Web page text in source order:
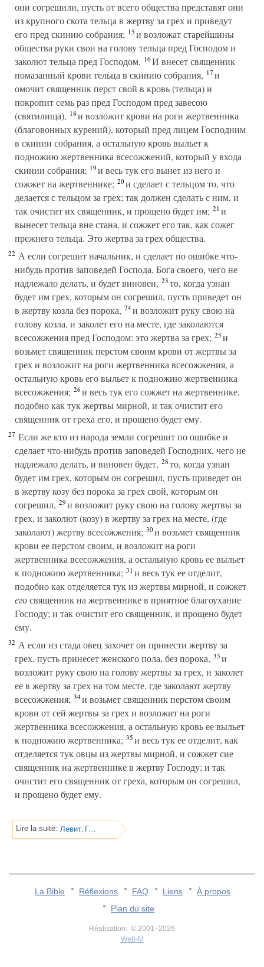
они согрешили, пусть от всего общества представят они
из крупного скота тельца в жертву за грех и приведут
его пред скинию собрания; 15и возложат старейшины
общества руки свои на голову тельца пред Господом и
заколют тельца пред Господом. 16И внесет священник
помазанный крови тельца в скинию собрания, 17и
омочит священник перст свой в кровь (тельца) и
покропит семь раз пред Господом пред завесою
(святилища), 18и возложит крови на роги жертвенника
(благовонных курений), который пред лицем Господним
в скинии собрания, а остальную кровь выльет к
подножию жертвенника всесожжений, который у входа
скинии собрания; 19и весь тук его вынет из него и
сожжет на жертвеннике; 20и сделает с тельцом то, что
делается с тельцом за грех; так должен сделать с ним, и
так очистит их священник, и прощено будет им; 21и
вынесет тельца вне стана, и сожжет его так, как сожег
прежнего тельца. Это жертва за грех общества.
22 А если согрешит начальник, и сделает по ошибке что-
нибудь против заповедей Господа, Бога своего, чего не
надлежало делать, и будет виновен, 23то, когда узнан
будет им грех, которым он согрешил, пусть приведет он
в жертву козла без порока, 24и возложит руку свою на
голову козла, и заколет его на месте, где заколаются
всесожжения пред Господом: это жертва за грех; 25и
возьмет священник перстом своим крови от жертвы за
грех и возложит на роги жертвенника всесожжения, а
остальную кровь его выльет к подножию жертвенника
всесожжения; 26и весь тук его сожжет на жертвеннике,
подобно как тук жертвы мирной, и так очистит его
священник от греха его, и прощено будет ему.
27 Если же кто из народа земли согрешит по ошибке и
сделает что-нибудь против заповедей Господних, чего не
надлежало делать, и виновен будет, 28то, когда узнан
будет им грех, которым он согрешил, пусть приведет он
в жертву козу без порока за грех свой, которым он
согрешил, 29и возложит руку свою на голову жертвы за
грех, и заколют (козу) в жертву за грех на месте, (где
заколают) жертву всесожжения; 30и возьмет священник
крови ее перстом своим, и возложит на роги
жертвенника всесожжения, а остальную кровь ее выльет
к подножию жертвенника; 31и весь тук ее отделит,
подобно как отделяется тук из жертвы мирной, и сожжет
егосвященник на жертвеннике в приятное благоухание
Господу; и так очистит его священник, и прощено будет
ему.
32 А если из стада овец захочет он принести жертву за
грех, пусть принесет женского пола, без порока, 33и
возложит руку свою на голову жертвы за грех, и заколет
ее в жертву за грех на том месте, где заколают жертву
всесожжения; 34и возьмет священник перстом своим
крови от сей жертвы за грех и возложит на роги
жертвенника всесожжения, а остальную кровь ее выльет
к подножию жертвенника; 35и весь тук ее отделит, как
отделяется тук овцы из жертвы мирной, и сожжет сие
священник на жертвеннике в жертву Господу; и так
очистит его священник от греха, которым он согрешил,
и прощено будет ему.
Lire la suite: Левит, Глава 5
La Bible Réflexions FAQ Liens
À propos
Plan du site
Réalisation: © 2001–2026
Web-M